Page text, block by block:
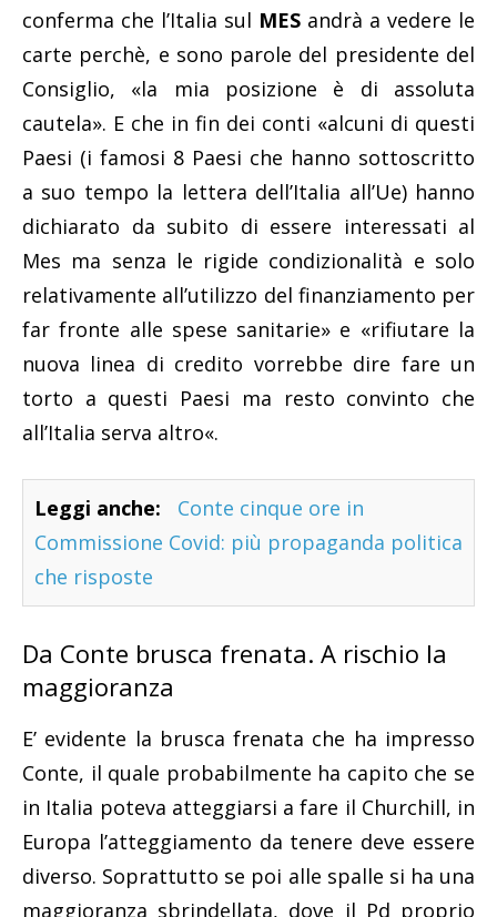
conferma che l’Italia sul MES andrà a vedere le
carte perchè, e sono parole del presidente del
Consiglio, «la mia posizione è di assoluta
cautela». E che in fin dei conti «alcuni di questi
Paesi (i famosi 8 Paesi che hanno sottoscritto
a suo tempo la lettera dell’Italia all’Ue) hanno
dichiarato da subito di essere interessati al
Mes ma senza le rigide condizionalità e solo
relativamente all’utilizzo del finanziamento per
far fronte alle spese sanitarie» e «rifiutare la
nuova linea di credito vorrebbe dire fare un
torto a questi Paesi ma resto convinto che
all’Italia serva altro«.
Leggi anche:
Conte cinque ore in
Commissione Covid: più propaganda politica
che risposte
Da Conte brusca frenata. A rischio la
maggioranza
E’ evidente la brusca frenata che ha impresso
Conte, il quale probabilmente ha capito che se
in Italia poteva atteggiarsi a fare il Churchill, in
Europa l’atteggiamento da tenere deve essere
diverso. Soprattutto se poi alle spalle si ha una
maggioranza sbrindellata, dove il Pd proprio